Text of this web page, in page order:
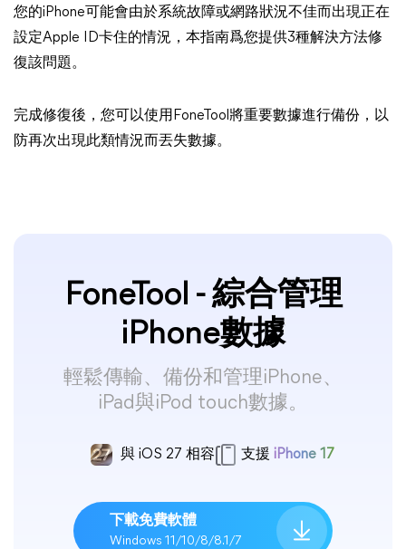
您的iPhone可能會由於系統故障或網路狀況不佳而出現正在
設定Apple ID卡住的情況，本指南爲您提供3種解決方法修
復該問題。
完成修復後，您可以使用FoneTool將重要數據進行備份，以
防再次出現此類情況而丟失數據。
FoneTool - 綜合管理
iPhone數據
輕鬆傳輸、備份和管理iPhone、
iPad與iPod touch數據。
與 iOS 27 相容 支援 iPhone 17
下載免費軟體
Windows 11/10/8/8.1/7